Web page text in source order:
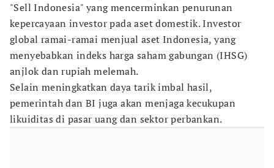
"Sell Indonesia" yang mencerminkan penurunan
kepercayaan investor pada aset domestik. Investor
global ramai-ramai menjual aset Indonesia, yang
menyebabkan indeks harga saham gabungan (IHSG)
anjlok dan rupiah melemah.
Selain meningkatkan daya tarik imbal hasil,
pemerintah dan BI juga akan menjaga kecukupan
likuiditas di pasar uang dan sektor perbankan.